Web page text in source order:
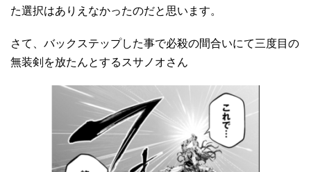
た選択はありえなかったのだと思います。
さて、バックステップした事で必殺の間合いにて三度目の
無装剣を放たんとするスサノオさん